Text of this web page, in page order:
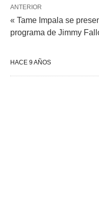
ANTERIOR
« Tame Impala se
programa de Jimmy
HACE 9 AÑOS